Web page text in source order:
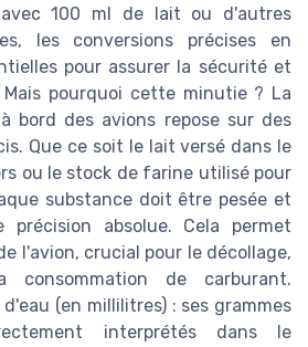
100 ml de lait ou d'autres
les conversions précises en
pour assurer la sécurité et
pourquoi cette minutie ? La
bord des avions repose sur des
Que ce soit le lait versé dans le
ou le stock de farine utilisé pour
substance doit être pesée et
précision absolue. Cela permet
l'avion, crucial pour le décollage,
consommation de carburant.
(en millilitres) : ses grammes
interprétés dans le